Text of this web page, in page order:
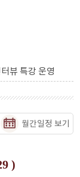
뷰 특강 운영
월간일정 보기
)